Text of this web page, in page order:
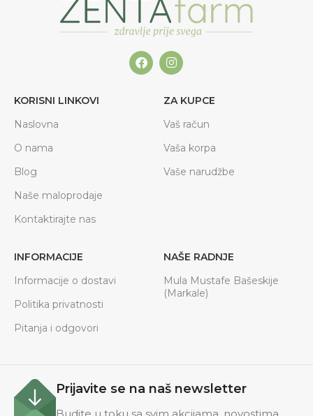
KORISNI LINKOVI
Naslovna
O nama
Blog
Naše maloprodaje
Kontaktirajte nas
ZA KUPCE
Vaš račun
Vaša korpa
Vaše narudžbe
INFORMACIJE
Informacije o dostavi
Politika privatnosti
Pitanja i odgovori
NAŠE RADNJE
Mula Mustafe Bašeskije
(Markale)
Prijavite se na naš newsletter
Budite u toku sa svim akcijama, novostima.